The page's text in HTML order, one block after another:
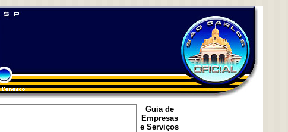
Guia de
Empresas
e Serviços